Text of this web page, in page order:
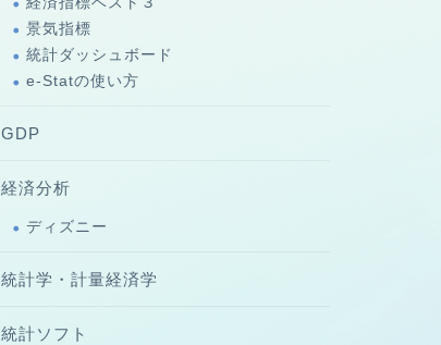
景気指標
統計ダッシュボード
e-Statの使い方
GDP
経済分析
ディズニー
統計学・計量経済学
統計ソフト